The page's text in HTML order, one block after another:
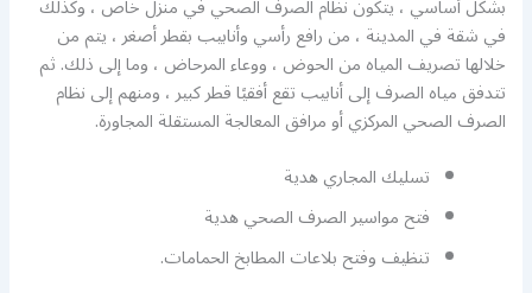
بشكل أساسي ، يتكون نظام الصرف الصحي في منزل خاص ، وكذلك
في شقة في المدينة ، من رافع رأسي وأنابيب بقطر أصغر ، يتم من
خلالها تصريف المياه من الحوض ، ووعاء المرحاض ، وما إلى ذلك. ثم
تتدفق مياه الصرف إلى أنابيب تقع أفقيًا قطر كبير ، ومنهم إلى نظام
الصرف الصحي المركزي أو مرافق المعالجة المستقلة المجاورة.
تسليك المجاري هدية
فتح مواسير الصرف الصحي هدية
تنظيف وفتح بلاعات المطابخ الحمامات.